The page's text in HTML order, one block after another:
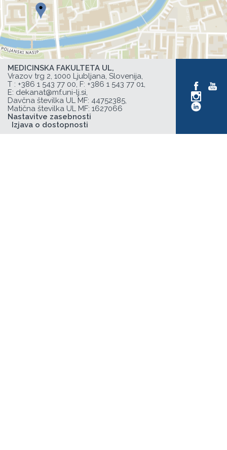
MEDICINSKA FAKULTETA UL,
Vrazov trg 2, 1000 Ljubljana, Slovenija,
T : +386 1 543 77 00, F: +386 1 543 77 01,
E: dekanat@mf.uni-lj.si,
Davčna številka UL MF: 44752385,
Matična številka UL MF: 1627066
Nastavitve zasebnosti
Izjava o dostopnosti